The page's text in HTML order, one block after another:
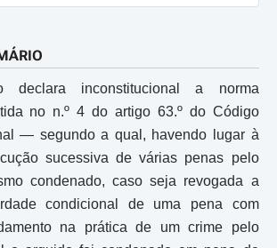
declara inconstitucional a norma
no n.º 4 do artigo 63.º do Código
― segundo a qual, havendo lugar à
sucessiva de várias penas pelo
condenado, caso seja revogada a
condicional de uma pena com
na prática de um crime pelo